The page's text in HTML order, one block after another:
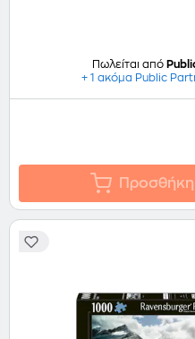
Πωλείται από
+ 1 ακόμα Public
Προσθήκη